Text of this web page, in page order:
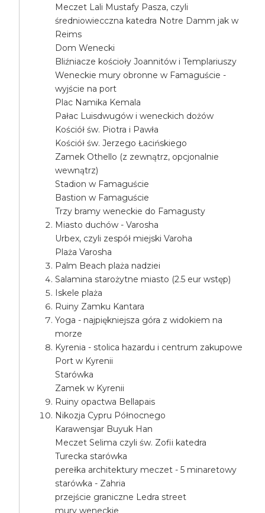
Meczet Lali Mustafy Pasza, czyli
średniowiecczna katedra Notre Damm jak w
Reims
Dom Wenecki
Bliźniacze kościoły Joannitów i Templariuszy
Weneckie mury obronne w Famaguście -
wyjście na port
Plac Namika Kemala
Pałac Luisdwugów i weneckich dożów
Kościół św. Piotra i Pawła
Kościół św. Jerzego Łacińskiego
Zamek Othello (z zewnątrz, opcjonalnie
wewnątrz)
Stadion w Famaguście
Bastion w Famaguście
Trzy bramy weneckie do Famagusty
Miasto duchów - Varosha
Urbex, czyli zespół miejski Varoha
Plaża Varosha
Palm Beach plaża nadziei
Salamina starożytne miasto (2.5 eur wstęp)
Iskele plaża
Ruiny Zamku Kantara
Yoga - najpiękniejsza góra z widokiem na
morze
Kyrenia - stolica hazardu i centrum zakupowe
Port w Kyrenii
Starówka
Zamek w Kyrenii
Ruiny opactwa Bellapais
Nikozja Cypru Północnego
Karawensjar Buyuk Han
Meczet Selima czyli św. Zofii katedra
Turecka starówka
perełka architektury meczet - 5 minaretowy
starówka - Zahria
przejście graniczne Ledra street
mury weneckie